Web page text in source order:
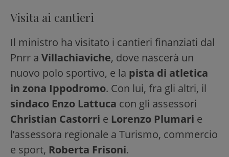
Visita ai cantieri
Il ministro ha visitato i cantieri finanziati dal
Pnrr a Villachiaviche, dove nascerà un
nuovo polo sportivo, e la pista di atletica
in zona Ippodromo. Con lui, fra gli altri, il
sindaco Enzo Lattuca con gli assessori
Christian Castorri e Lorenzo Plumari e
l’assessora regionale a Turismo, commercio
e sport, Roberta Frisoni.